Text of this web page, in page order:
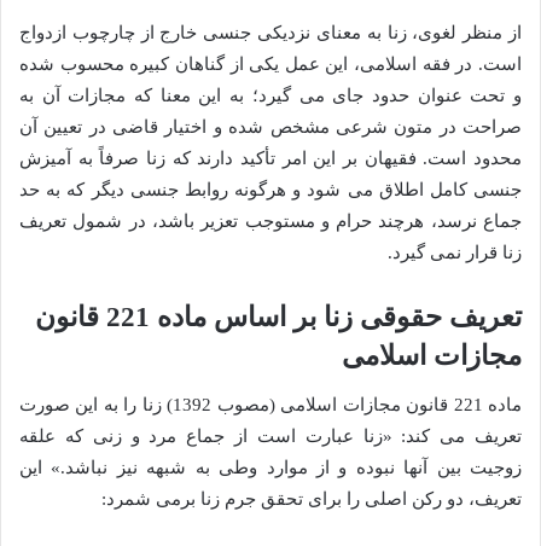
از منظر لغوی، زنا به معنای نزدیکی جنسی خارج از چارچوب ازدواج
است. در فقه اسلامی، این عمل یکی از گناهان کبیره محسوب شده
و تحت عنوان حدود جای می گیرد؛ به این معنا که مجازات آن به
صراحت در متون شرعی مشخص شده و اختیار قاضی در تعیین آن
محدود است. فقیهان بر این امر تأکید دارند که زنا صرفاً به آمیزش
جنسی کامل اطلاق می شود و هرگونه روابط جنسی دیگر که به حد
جماع نرسد، هرچند حرام و مستوجب تعزیر باشد، در شمول تعریف
زنا قرار نمی گیرد.
تعریف حقوقی زنا بر اساس ماده 221 قانون
مجازات اسلامی
ماده 221 قانون مجازات اسلامی (مصوب 1392) زنا را به این صورت
تعریف می کند: «زنا عبارت است از جماع مرد و زنی که علقه
زوجیت بین آنها نبوده و از موارد وطی به شبهه نیز نباشد.» این
تعریف، دو رکن اصلی را برای تحقق جرم زنا برمی شمرد: